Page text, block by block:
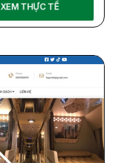
XEM THỰC TẾ